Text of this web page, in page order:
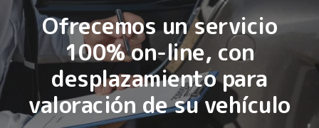
Ofrecemos un servicio
100% on-line, con
desplazamiento para
valoración de su vehículo